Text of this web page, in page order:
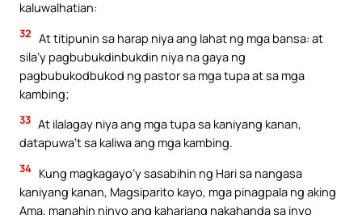
kaluwalhatian:
32 At titipunin sa harap niya ang lahat ng mga bansa: at
sila’y pagbubukdinbukdin niya na gaya ng
pagbubukodbukod ng pastor sa mga tupa at sa mga
kambing;
33 At ilalagay niya ang mga tupa sa kaniyang kanan,
datapuwa’t sa kaliwa ang mga kambing.
34 Kung magkagayo’y sasabihin ng Hari sa nangasa
kaniyang kanan, Magsiparito kayo, mga pinagpala ng aking
Ama, manahin ninyo ang kahariang nakahanda sa inyo